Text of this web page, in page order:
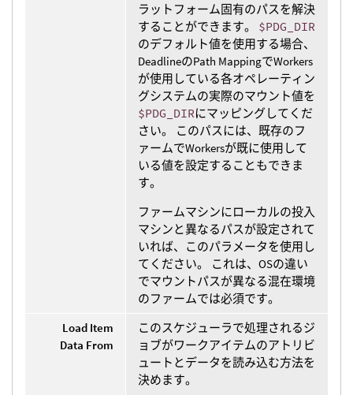
ラットフォーム固有のパスを解決
することができます。 $PDG_DIR
のデフォルト値を使用する場合、
DeadlineのPath MappingでWorkers
が使用している各オペレーティン
グシステムの実際のマウント値を
$PDG_DIRにマッピングしてくだ
さい。 このパスには、既存のフ
ァームでWorkersが既に使用して
いる値を設定することもできま
す。
ファームマシンにローカルの投入
マシンと異なるパスが設定されて
いれば、このパラメータを使用し
てください。 これは、OSの違い
でマウントパスが異なる混在環境
のファームでは必須です。
Load Item
Data From
このスケジューラで処理されるジ
ョブがワークアイテムのアトリビ
ュートとデータを読み込む方法を
決めます。